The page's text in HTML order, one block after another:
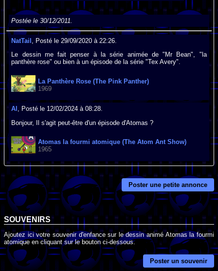
Postée le 30/12/2011.
NatTail , Posté le 29/09/2020 à 22:26.
Le dessin me fait penser à la série animée de "Mr Bean", "la
panthère rose" ou bien à un épisode de la série "Tex Avery".
La Panthère Rose (The Pink Panther)
1969
Al , Posté le 12/02/2024 à 08:28.
Bonjour, Il s'agit peut-être d'un épisode d'Atomas ?
Atomas la fourmi atomique (The Atom Ant Show)
1965
Poster une petite annonce
SOUVENIRS
Ajoutez ici votre souvenir d'enfance sur le dessin animé Atomas la fourmi
atomique en cliquant sur le bouton ci-dessous.
Poster un souvenir